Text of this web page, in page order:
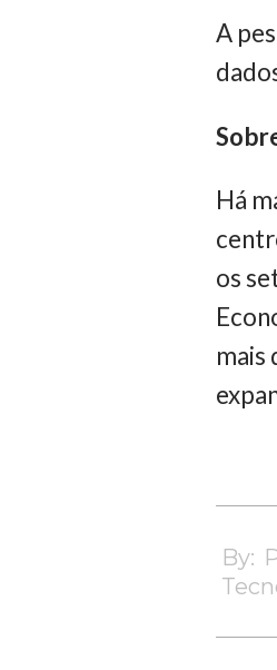
A
Há
os
mais
04-
04
By: